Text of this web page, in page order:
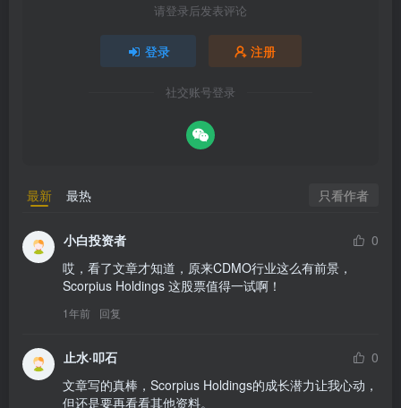
请登录后发表评论
登录 注册
社交账号登录
最新 最热 只看作者
小白投资者
0
哎，看了文章才知道，原来CDMO行业这么有前景，
Scorpius Holdings 这股票值得一试啊！
1年前 回复
止水·叩石
0
文章写的真棒，Scorpius Holdings的成长潜力让我心动，
但还是要再看看其他资料。